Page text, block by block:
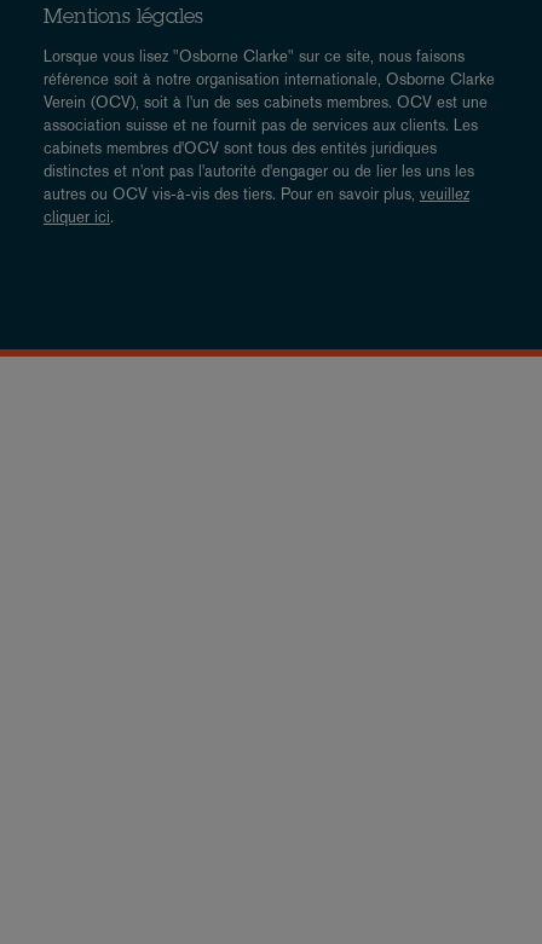
Mentions légales
Lorsque vous lisez "Osborne Clarke" sur ce site, nous faisons
référence soit à notre organisation internationale, Osborne Clarke
Verein (OCV), soit à l'un de ses cabinets membres. OCV est une
association suisse et ne fournit pas de services aux clients. Les
cabinets membres d'OCV sont tous des entités juridiques
distinctes et n'ont pas l'autorité d'engager ou de lier les uns les
autres ou OCV vis-à-vis des tiers. Pour en savoir plus, veuillez
cliquer ici.